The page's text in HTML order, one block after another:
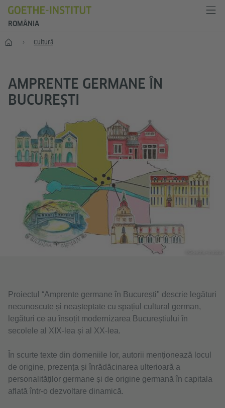
ROMÂNIA
Start Cultură
AMPRENTE GERMANE ÎN
BUCUREȘTI
Proiectul “Amprente germane în București" descrie legături
necunoscute și neașteptate cu spațiul cultural german,
legături ce au însoțit modernizarea Bucureștiului în
secolele al XIX-lea și al XX-lea.
În scurte texte din domeniile lor, autorii menționează locul
de origine, prezența și înrădăcinarea ulterioară a
personalităților germane și de origine germană în capitala
aflată într-o dezvoltare dinamică.